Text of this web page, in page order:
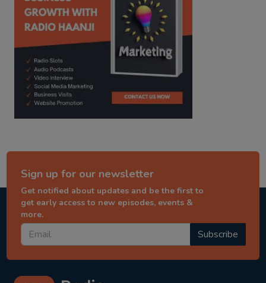
Sign up for our newsletter
Get notified about updates and be the first to
get early access to new episodes, events &
more.
Subscribe